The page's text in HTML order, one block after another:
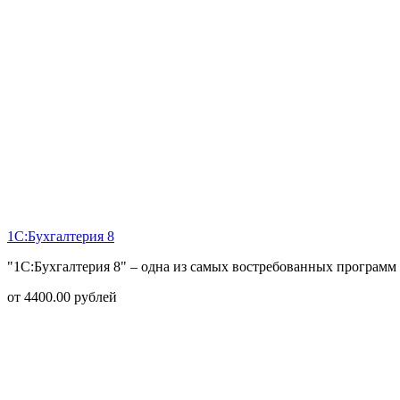
1С:Бухгалтерия 8
"1С:Бухгалтерия 8" – одна из самых востребованных
от 4400.00 рублей